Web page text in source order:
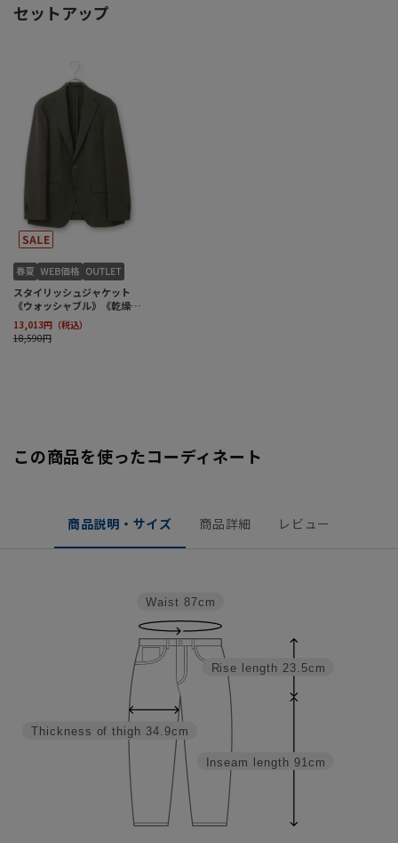
この商品を使ったコーディネート
商品説明・サイズ 商品詳細 レビュー
Inseam length 91cm
Rise length 23.5cm
Thickness of thigh 34.9cm
Waist 87cm